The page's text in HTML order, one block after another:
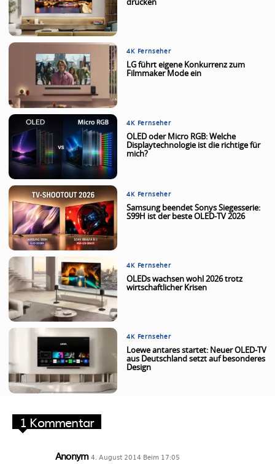
drücken
4K Fernseher
LG führt eigene Konkurrenz zum
Filmmaker Mode ein
4K Fernseher
OLED oder Micro RGB: Welche
Displaytechnologie ist die richtige für
mich?
4K Fernseher
Samsung beendet Sonys Siegesserie:
S99H ist der beste OLED-TV 2026
4K Fernseher
OLEDs wachsen wohl 2026 trotz
wirtschaftlicher Krisen
4K Fernseher
Loewe antares startet: Neuer OLED-TV
aus Deutschland setzt auf besonderes
Design
1 Kommentar
Anonym 4. August 2014 Beim 17:05